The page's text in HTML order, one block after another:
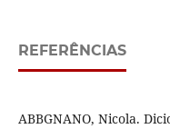
REFERÊNCIAS
ABBGNANO, Nicola.